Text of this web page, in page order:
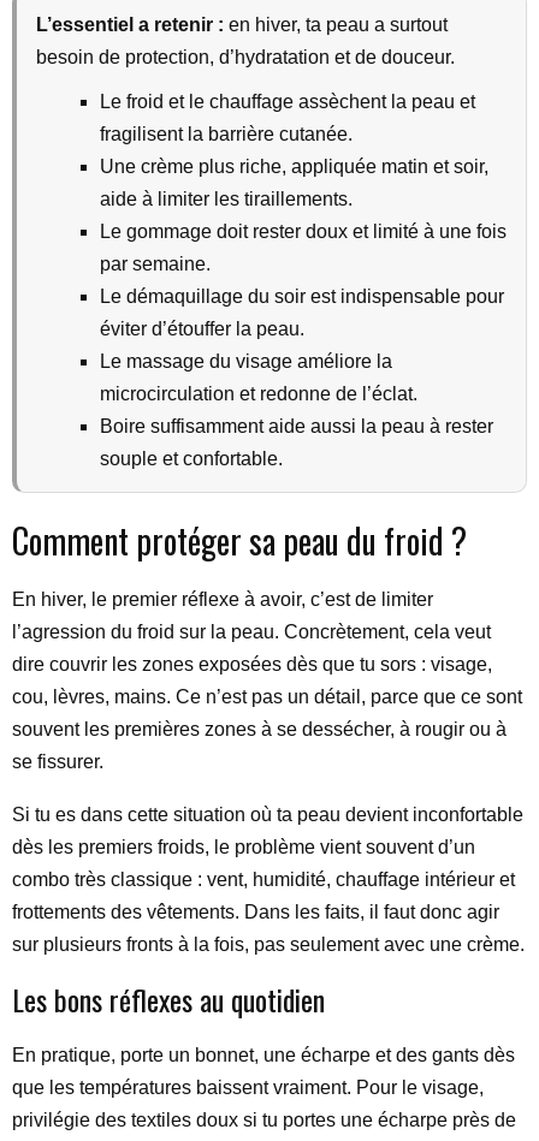
L’essentiel a retenir : en hiver, ta peau a surtout
besoin de protection, d’hydratation et de douceur.
Le froid et le chauffage assèchent la peau et
fragilisent la barrière cutanée.
Une crème plus riche, appliquée matin et soir,
aide à limiter les tiraillements.
Le gommage doit rester doux et limité à une fois
par semaine.
Le démaquillage du soir est indispensable pour
éviter d’étouffer la peau.
Le massage du visage améliore la
microcirculation et redonne de l’éclat.
Boire suffisamment aide aussi la peau à rester
souple et confortable.
Comment protéger sa peau du froid ?
En hiver, le premier réflexe à avoir, c’est de limiter
l’agression du froid sur la peau. Concrètement, cela veut
dire couvrir les zones exposées dès que tu sors : visage,
cou, lèvres, mains. Ce n’est pas un détail, parce que ce sont
souvent les premières zones à se dessécher, à rougir ou à
se fissurer.
Si tu es dans cette situation où ta peau devient inconfortable
dès les premiers froids, le problème vient souvent d’un
combo très classique : vent, humidité, chauffage intérieur et
frottements des vêtements. Dans les faits, il faut donc agir
sur plusieurs fronts à la fois, pas seulement avec une crème.
Les bons réflexes au quotidien
En pratique, porte un bonnet, une écharpe et des gants dès
que les températures baissent vraiment. Pour le visage,
privilégie des textiles doux si tu portes une écharpe près de